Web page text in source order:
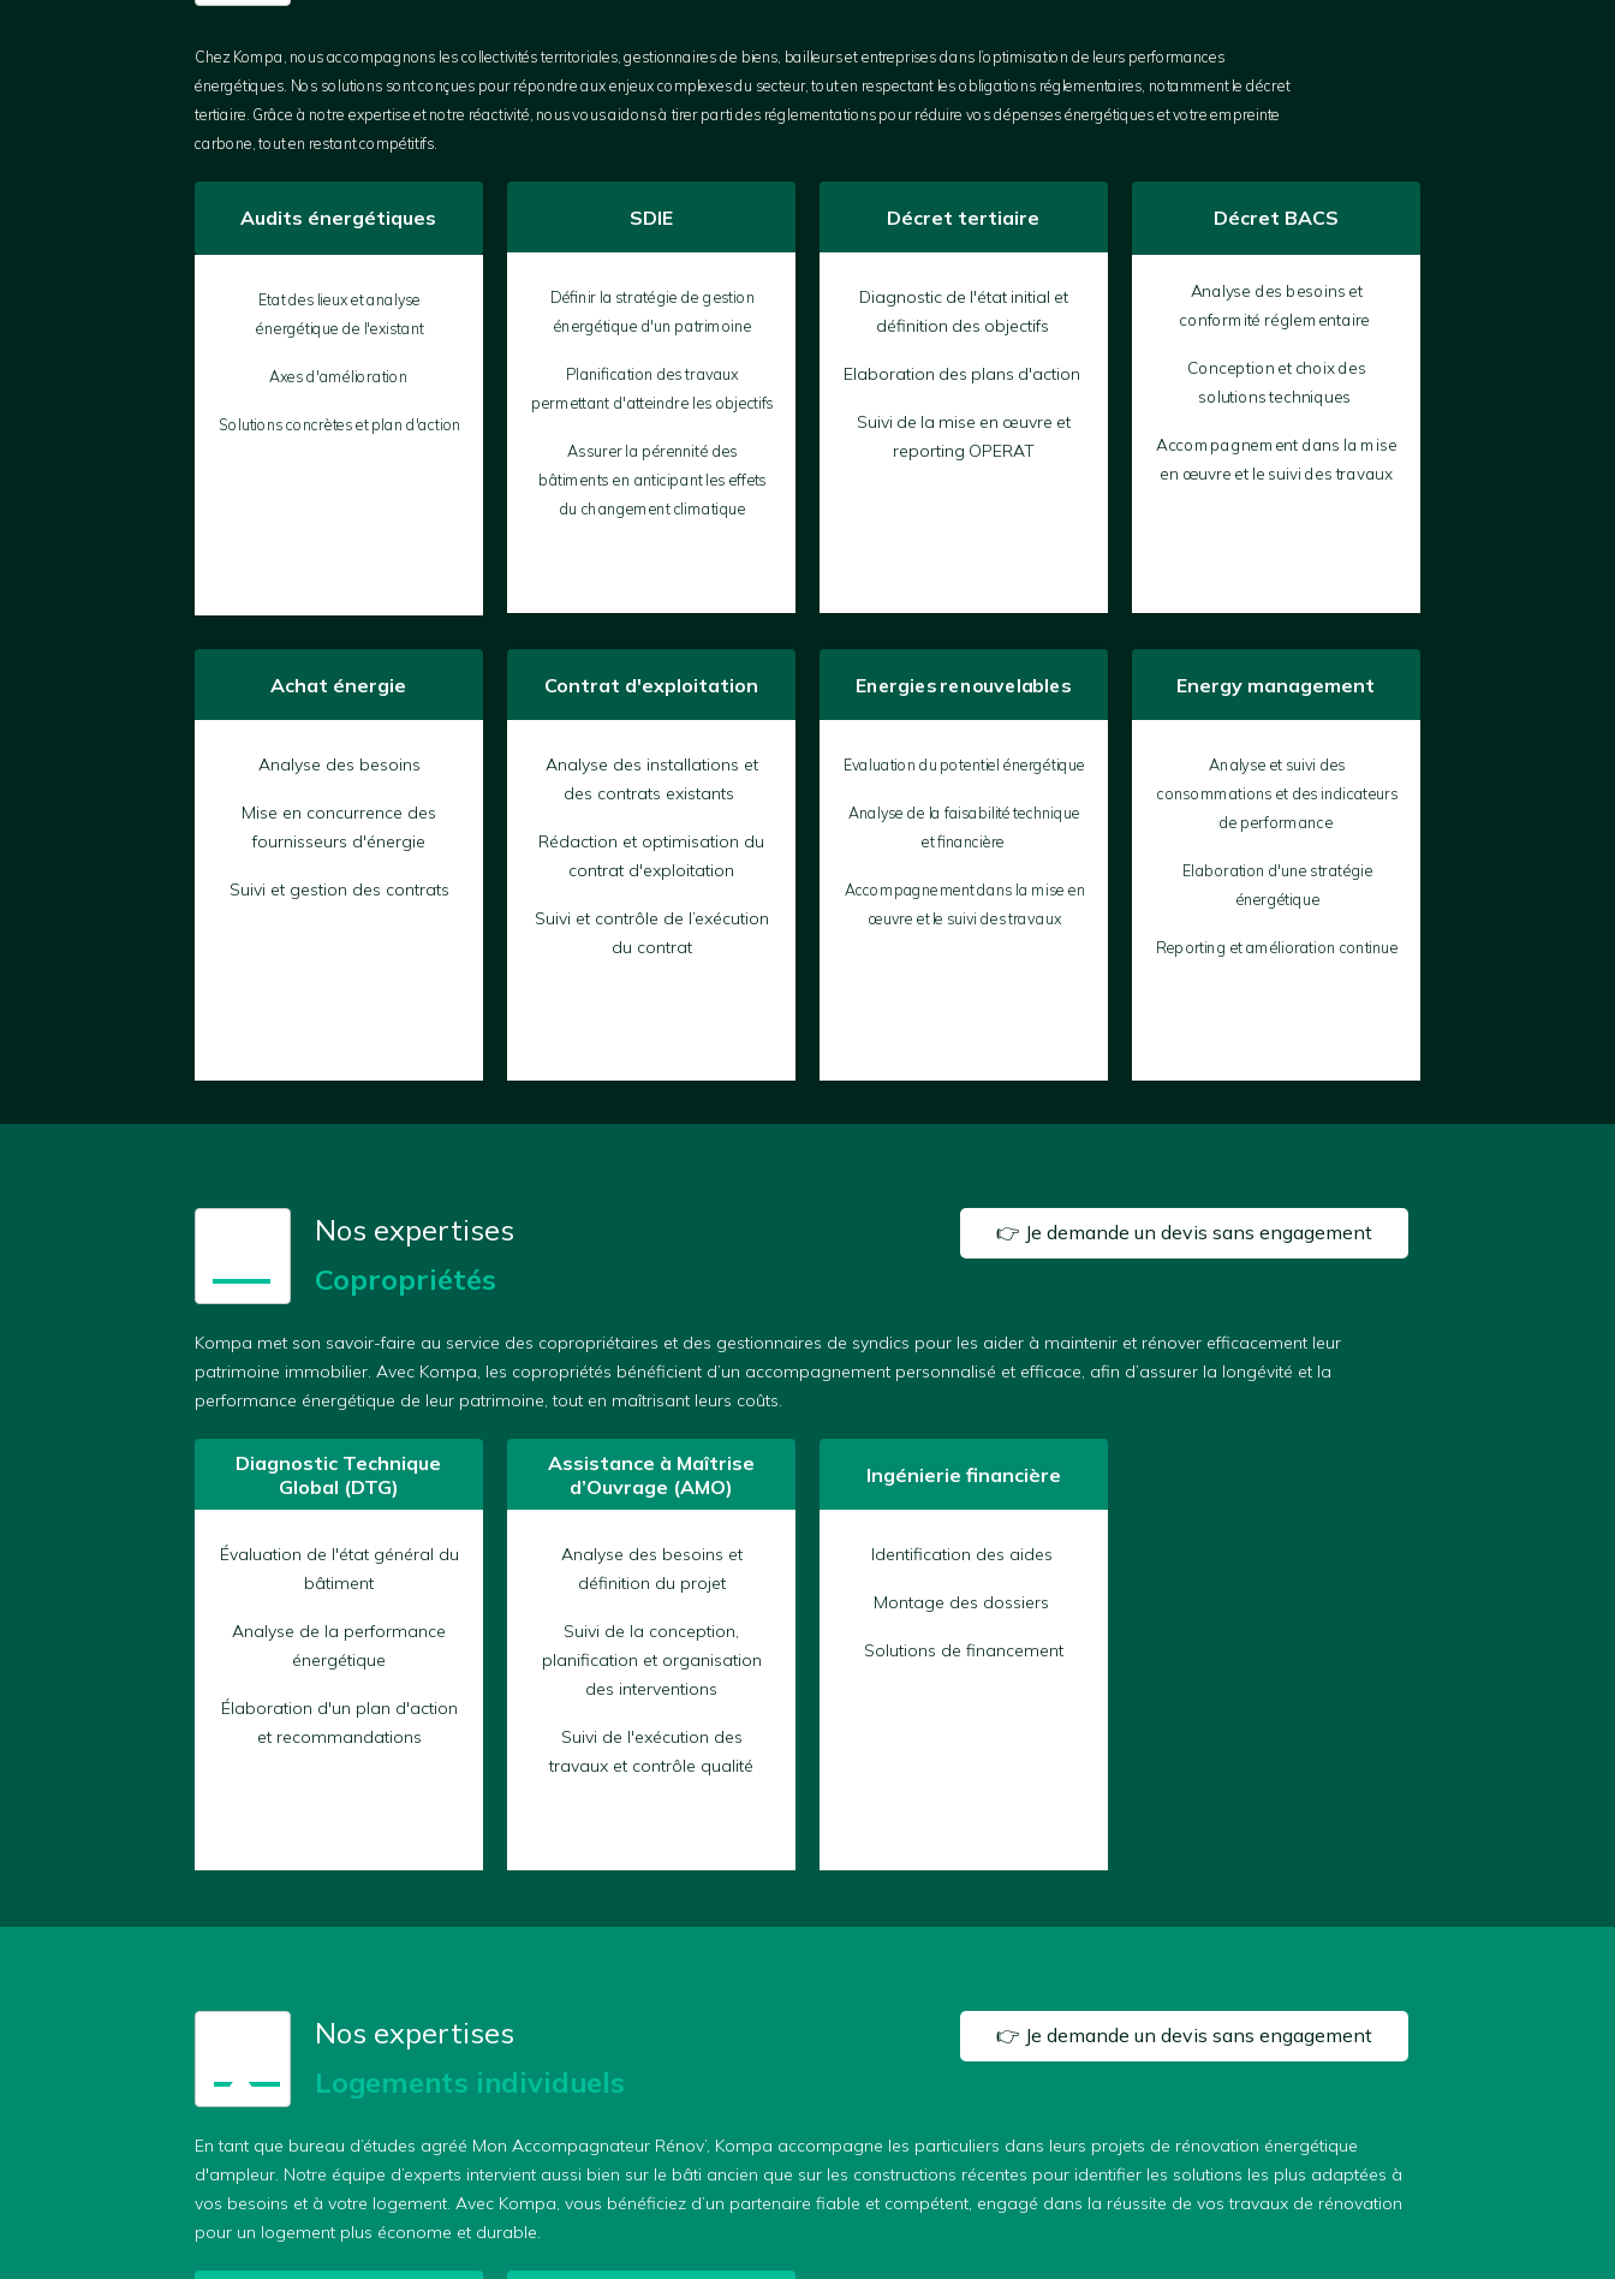
En tant que bureau d’études agréé Mon Accompagnateur Rénov’, Kompa accompagne les particuliers dans leurs projets de rénovation énergétique
d'ampleur. Notre équipe d’experts intervient aussi bien sur le bâti ancien que sur les constructions récentes pour identifier les solutions les plus adaptées à
vos besoins et à votre logement. Avec Kompa, vous bénéficiez d’un partenaire fiable et compétent, engagé dans la réussite de vos travaux de rénovation
pour un logement plus économe et durable.
Nos expertises
Logements individuels
Diagnostic Technique
Global (DTG)
Évaluation de l'état général du
bâtiment
Analyse de la performance
énergétique
Élaboration d'un plan d'action
et recommandations
Assistance à Maîtrise
d’Ouvrage (AMO)
Analyse des besoins et
définition du projet
Suivi de la conception,
planification et organisation
des interventions
Suivi de l'exécution des
travaux et contrôle qualité
Ingénierie financière
Identification des aides
Montage des dossiers
Solutions de financement
Kompa met son savoir-faire au service des copropriétaires et des gestionnaires de syndics pour les aider à maintenir et rénover efficacement leur
patrimoine immobilier. Avec Kompa, les copropriétés bénéficient d’un accompagnement personnalisé et efficace, afin d’assurer la longévité et la
performance énergétique de leur patrimoine, tout en maîtrisant leurs coûts.
Nos expertises
Copropriétés
Audits énergétiques
Etat des lieux et analyse
énergétique de l'existant
Axes d'amélioration
Solutions concrètes et plan d'action
SDIE
Définir la stratégie de gestion
énergétique d'un patrimoine
Planification des travaux
permettant d'atteindre les objectifs
Assurer la pérennité des
bâtiments en anticipant les effets
du changement climatique
Décret tertiaire
Diagnostic de l'état initial et
définition des objectifs
Elaboration des plans d'action
Suivi de la mise en œuvre et
reporting OPERAT
Analyse des besoins et
conformité réglementaire
Conception et choix des
solutions techniques
Accompagnement dans la mise
en œuvre et le suivi des travaux
Décret BACS
Achat énergie
Analyse des besoins
Mise en concurrence des
fournisseurs d'énergie
Suivi et gestion des contrats
Contrat d'exploitation
Analyse des installations et
des contrats existants
Rédaction et optimisation du
contrat d'exploitation
Suivi et contrôle de l’exécution
du contrat
Energies renouvelables
Evaluation du potentiel énergétique
Analyse de la faisabilité technique
et financière
Accompagnement dans la mise en
œuvre et le suivi des travaux
Energy management
Analyse et suivi des
consommations et des indicateurs
de performance
Elaboration d'une stratégie
énergétique
Reporting et amélioration continue
Chez Kompa, nous accompagnons les collectivités territoriales, gestionnaires de biens, bailleurs et entreprises dans l’optimisation de leurs performances
énergétiques. Nos solutions sont conçues pour répondre aux enjeux complexes du secteur, tout en respectant les obligations réglementaires, notamment le décret
tertiaire. Grâce à notre expertise et notre réactivité, nous vous aidons à tirer parti des réglementations pour réduire vos dépenses énergétiques et votre empreinte
carbone, tout en restant compétitifs.
👉 Je demande un devis sans engagement
👉 Je demande un devis sans engagement